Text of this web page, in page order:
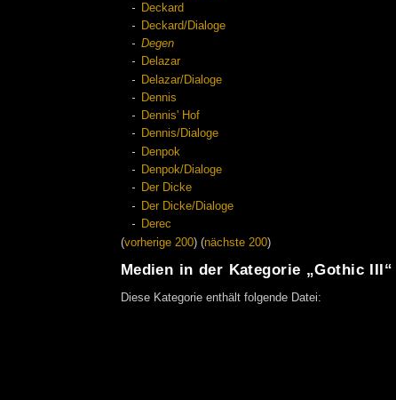
Deckard
Deckard/Dialoge
Degen
Delazar
Delazar/Dialoge
Dennis
Dennis' Hof
Dennis/Dialoge
Denpok
Denpok/Dialoge
Der Dicke
Der Dicke/Dialoge
Derec
(vorherige 200) (nächste 200)
Medien in der Kategorie „Gothic III“
Diese Kategorie enthält folgende Datei: